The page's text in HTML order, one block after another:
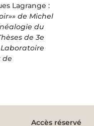
Lagrange :
de Michel
du
de 3e
de
Accès réservé